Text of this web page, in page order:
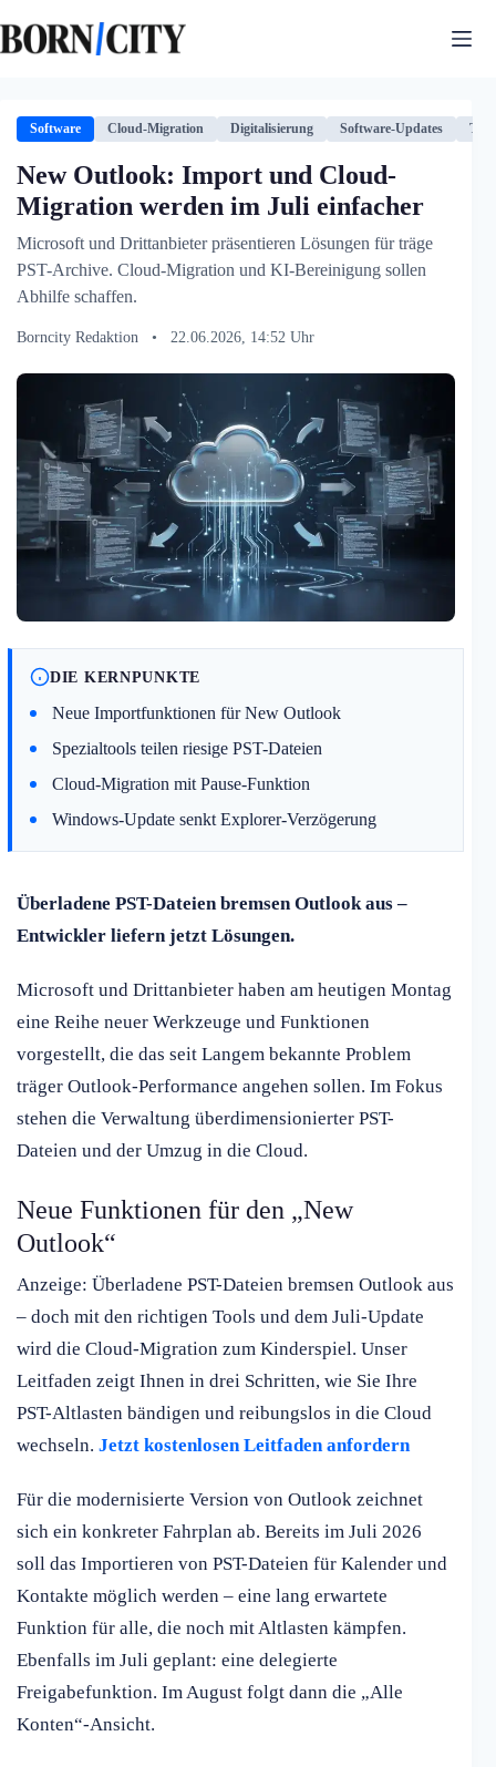
Inhalt
springen
Software Cloud-Migration Digitalisierung Software-Updates
New Outlook: Import und Cloud-
Migration werden im Juli einfacher
Microsoft und Drittanbieter präsentieren Lösungen für träge
PST-Archive. Cloud-Migration und KI-Bereinigung sollen
Abhilfe schaffen.
Borncity Redaktion • 22.06.2026, 14:52 Uhr
DIE KERNPUNKTE
Neue Importfunktionen für New Outlook
Spezialtools teilen riesige PST-Dateien
Cloud-Migration mit Pause-Funktion
Windows-Update senkt Explorer-Verzögerung
Überladene PST-Dateien bremsen Outlook aus –
Entwickler liefern jetzt Lösungen.
Microsoft und Drittanbieter haben am heutigen Montag
eine Reihe neuer Werkzeuge und Funktionen
vorgestellt, die das seit Langem bekannte Problem
träger Outlook-Performance angehen sollen. Im Fokus
stehen die Verwaltung überdimensionierter PST-
Dateien und der Umzug in die Cloud.
Neue Funktionen für den „New
Outlook“
Anzeige: Überladene PST-Dateien bremsen Outlook aus
– doch mit den richtigen Tools und dem Juli-Update
wird die Cloud-Migration zum Kinderspiel. Unser
Leitfaden zeigt Ihnen in drei Schritten, wie Sie Ihre
PST-Altlasten bändigen und reibungslos in die Cloud
wechseln. Jetzt kostenlosen Leitfaden anfordern
Für die modernisierte Version von Outlook zeichnet
sich ein konkreter Fahrplan ab. Bereits im Juli 2026
soll das Importieren von PST-Dateien für Kalender und
Kontakte möglich werden – eine lang erwartete
Funktion für alle, die noch mit Altlasten kämpfen.
Ebenfalls im Juli geplant: eine delegierte
Freigabefunktion. Im August folgt dann die „Alle
Konten“-Ansicht.